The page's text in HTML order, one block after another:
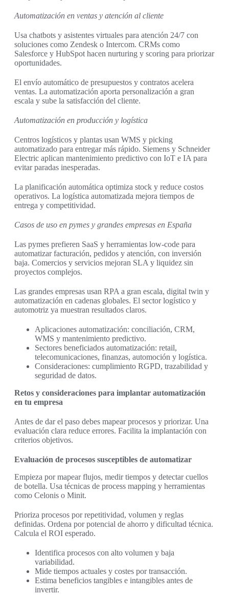
Automatización en ventas y atención al cliente
Usa chatbots y asistentes virtuales para atención 24/7 con
soluciones como Zendesk o Intercom. CRMs como
Salesforce y HubSpot hacen nurturing y scoring para priorizar
oportunidades.
El envío automático de presupuestos y contratos acelera
ventas. La automatización aporta personalización a gran
escala y sube la satisfacción del cliente.
Automatización en producción y logística
Centros logísticos y plantas usan WMS y picking
automatizado para entregar más rápido. Siemens y Schneider
Electric aplican mantenimiento predictivo con IoT e IA para
evitar paradas inesperadas.
La planificación automática optimiza stock y reduce costos
operativos. La logística automatizada mejora tiempos de
entrega y competitividad.
Casos de uso en pymes y grandes empresas en España
Las pymes prefieren SaaS y herramientas low-code para
automatizar facturación, pedidos y atención, con inversión
baja. Comercios y servicios mejoran SLA y liquidez sin
proyectos complejos.
Las grandes empresas usan RPA a gran escala, digital twin y
automatización en cadenas globales. El sector logístico y
automotriz ya muestran resultados claros.
Aplicaciones automatización: conciliación, CRM,
WMS y mantenimiento predictivo.
Sectores beneficiados automatización: retail,
telecomunicaciones, finanzas, automoción y logística.
Consideraciones: cumplimiento RGPD, trazabilidad y
seguridad de datos.
Retos y consideraciones para implantar automatización
en tu empresa
Antes de dar el paso debes mapear procesos y priorizar. Una
evaluación clara reduce errores. Facilita la implantación con
criterios objetivos.
Evaluación de procesos susceptibles de automatizar
Empieza por mapear flujos, medir tiempos y detectar cuellos
de botella. Usa técnicas de process mapping y herramientas
como Celonis o Minit.
Prioriza procesos por repetitividad, volumen y reglas
definidas. Ordena por potencial de ahorro y dificultad técnica.
Calcula el ROI esperado.
Identifica procesos con alto volumen y baja
variabilidad.
Mide tiempos actuales y costes por transacción.
Estima beneficios tangibles e intangibles antes de
invertir.